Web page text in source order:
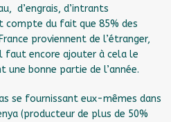
d’engrais, d’intrants
compte du fait que 85% des
proviennent de l’étranger,
faut encore ajouter à cela le
une bonne partie de l’année.
se fournissant eux-mêmes dans
(producteur de plus de 50%